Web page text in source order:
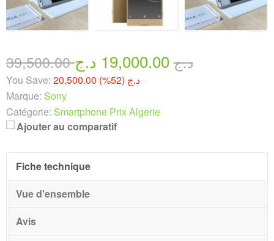
39,500.00 د.ج
You Save:
20,500.00 د.ج (52%)
Marque: Sony
Catégorie: Smartphone Prix Algerie
Ajouter au comparatif
Fiche technique
Vue d'ensemble
Avis